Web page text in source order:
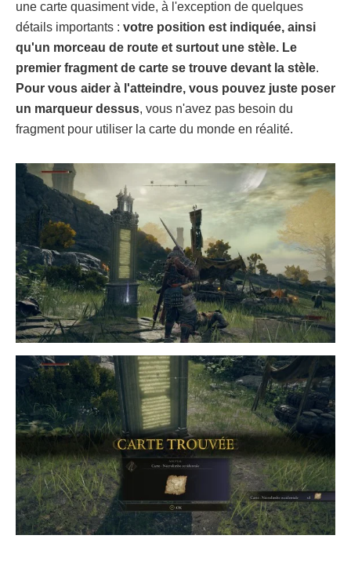
une carte quasiment vide, à l'exception de quelques
détails importants : votre position est indiquée, ainsi
qu'un morceau de route et surtout une stèle. Le
premier fragment de carte se trouve devant la stèle.
Pour vous aider à l'atteindre, vous pouvez juste poser
un marqueur dessus, vous n'avez pas besoin du
fragment pour utiliser la carte du monde en réalité.